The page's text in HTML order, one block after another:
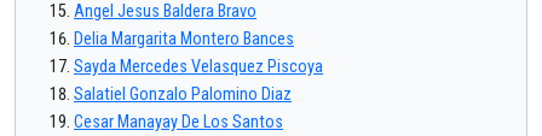
Angel Jesus Baldera Bravo
Delia Margarita Montero Bances
Sayda Mercedes Velasquez Piscoya
Salatiel Gonzalo Palomino Diaz
Cesar Manayay De Los Santos